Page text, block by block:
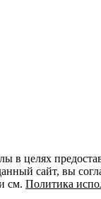
в целях
сайт, вы
см. Политика